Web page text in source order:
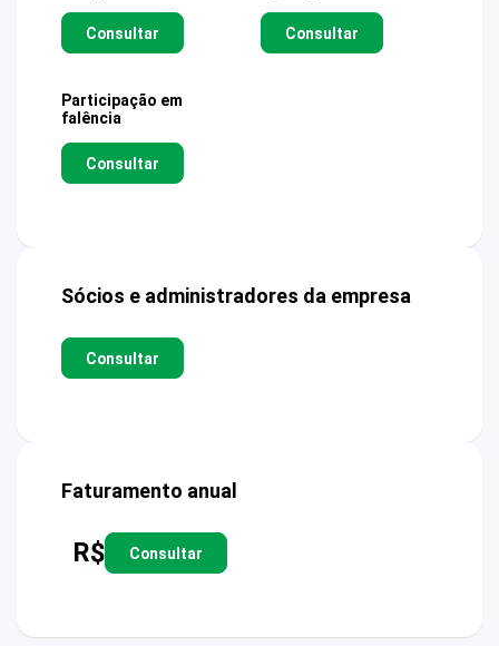
Consultar Consultar
Participação em
falência
Consultar
Sócios e administradores da empresa
Consultar
Faturamento anual
R$ Consultar